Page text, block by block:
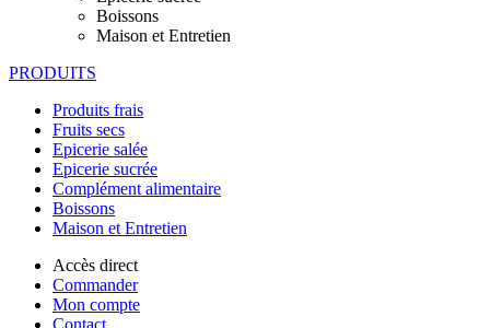
Boissons
Maison et Entretien
PRODUITS
Produits frais
Fruits secs
Epicerie salée
Epicerie sucrée
Complément alimentaire
Boissons
Maison et Entretien
Accès direct
Commander
Mon compte
Contact